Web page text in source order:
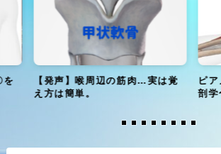
筋肉…実は覚
ピアノ学習者のための、指
剖学〜第4回〜親指、小指の